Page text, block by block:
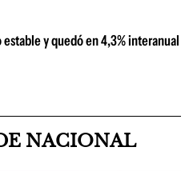
y quedó en 4,3% interanual
NACIONAL